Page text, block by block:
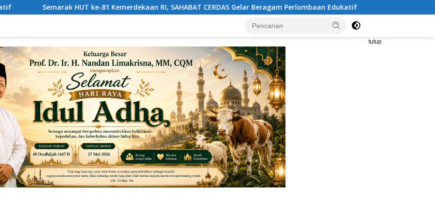
RI, SAHABAT CERDAS Gelar Beragam Perlombaan Edukatif Brimob Polda Metro Jaya Bubarkan Balap
tutup